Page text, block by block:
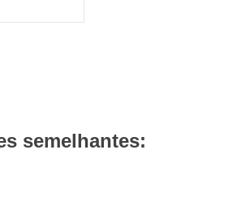
semelhantes: